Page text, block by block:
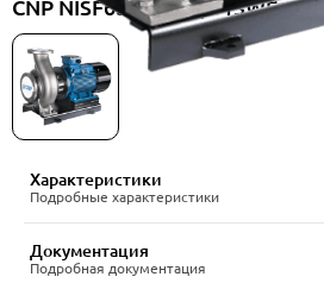
CNP NISF65-40-200/11SWF
Характеристики
Подробные характеристики
Документация
Подробная документация